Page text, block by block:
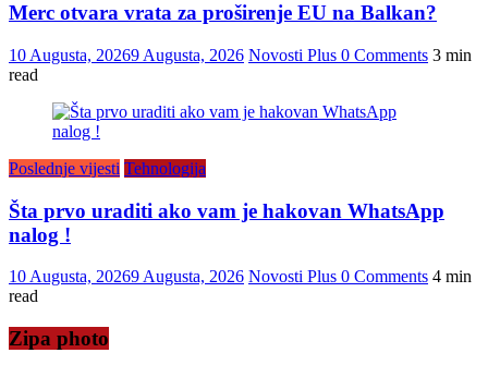
Merc otvara vrata za proširenje EU na Balkan?
10 Augusta, 20269 Augusta, 2026 Novosti Plus 0 Comments 3 min
read
Poslednje vijesti Tehnologija
Šta prvo uraditi ako vam je hakovan WhatsApp
nalog !
10 Augusta, 20269 Augusta, 2026 Novosti Plus 0 Comments 4 min
read
Zipa photo